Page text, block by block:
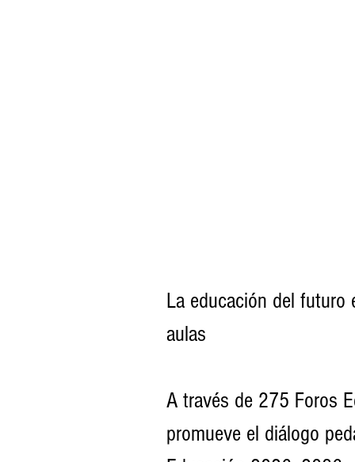
La educación del futuro
aulas
A través de 275 Foros
promueve el diálogo